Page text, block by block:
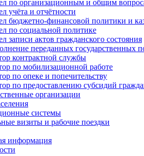
по организационным и общим
учёта и отчётности
бюджетно-финансовой политики и
по социальной политике
записи актов гражданского состояния
переданных государственных
контрактной службы
по мобилизационной работе
по опеке и попечительству
по предоставлению субсидий
организации
системы
визиты и рабочие поездки
информация